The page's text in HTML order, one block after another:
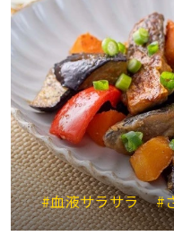
#血液サラサラ #